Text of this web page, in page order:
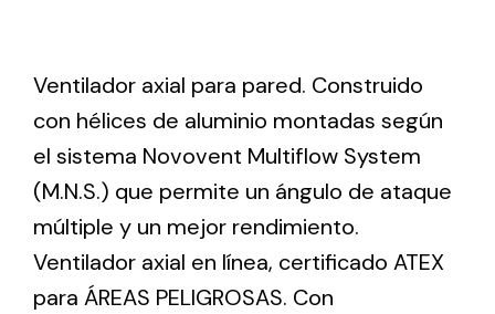
Ventilation
The incorporation of Novovent into the group
meant a greater offer of ventilation products for
different uses
Ventilador axial para pared. Construido
con hélices de aluminio montadas según
el sistema Novovent Multiflow System
(M.N.S.) que permite un ángulo de ataque
múltiple y un mejor rendimiento.
Ventilador axial en línea, certificado ATEX
para ÁREAS PELIGROSAS. Con